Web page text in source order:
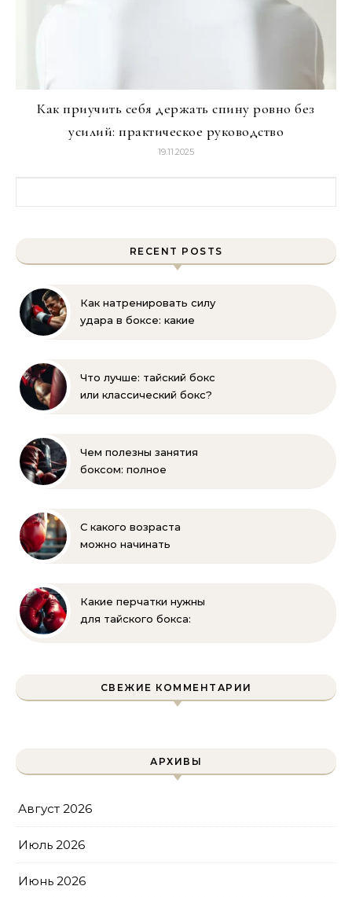
Как приучить себя держать спину ровно без
усилий: практическое руководство
19.11.2025
RECENT POSTS
Как натренировать силу
удара в боксе: какие
Что лучше: тайский бокс
или классический бокс?
Чем полезны занятия
боксом: полное
С какого возраста
можно начинать
для родителей
Какие перчатки нужны
для тайского бокса:
СВЕЖИЕ КОММЕНТАРИИ
АРХИВЫ
Август 2026
Июль 2026
Июнь 2026